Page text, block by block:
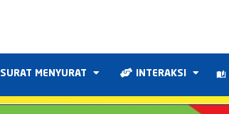
SURAT MENYURAT INTERAKSI